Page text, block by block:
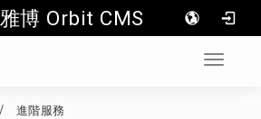
雅博 Orbit CMS
Toggle
進階服務